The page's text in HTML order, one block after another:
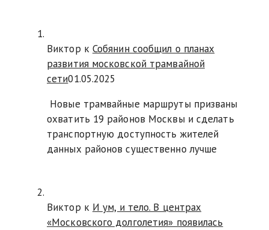
Виктор к Собянин сообщил о планах
развития московской трамвайной
сети01.05.2025
Новые трамвайные маршруты призваны
охватить 19 районов Москвы и сделать
транспортную доступность жителей
данных районов существенно лучше
Виктор к И ум, и тело. В центрах
«Московского долголетия» появилась